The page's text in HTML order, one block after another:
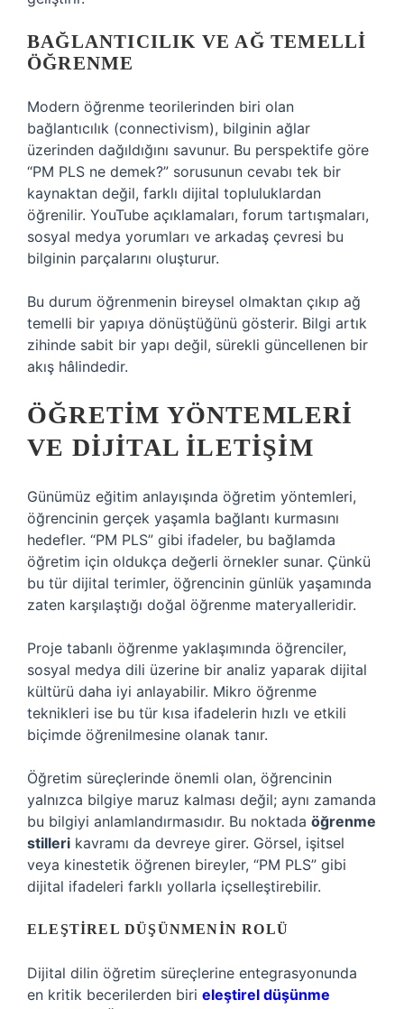
BAĞLANTICILIK VE AĞ TEMELLI
ÖĞRENME
Modern öğrenme teorilerinden biri olan
bağlantıcılık (connectivism), bilginin ağlar
üzerinden dağıldığını savunur. Bu perspektife göre
“PM PLS ne demek?” sorusunun cevabı tek bir
kaynaktan değil, farklı dijital topluluklardan
öğrenilir. YouTube açıklamaları, forum tartışmaları,
sosyal medya yorumları ve arkadaş çevresi bu
bilginin parçalarını oluşturur.
Bu durum öğrenmenin bireysel olmaktan çıkıp ağ
temelli bir yapıya dönüştüğünü gösterir. Bilgi artık
zihinde sabit bir yapı değil, sürekli güncellenen bir
akış hâlindedir.
ÖĞRETIM YÖNTEMLERI
VE DIJITAL ILETIŞIM
Günümüz eğitim anlayışında öğretim yöntemleri,
öğrencinin gerçek yaşamla bağlantı kurmasını
hedefler. “PM PLS” gibi ifadeler, bu bağlamda
öğretim için oldukça değerli örnekler sunar. Çünkü
bu tür dijital terimler, öğrencinin günlük yaşamında
zaten karşılaştığı doğal öğrenme materyalleridir.
Proje tabanlı öğrenme yaklaşımında öğrenciler,
sosyal medya dili üzerine bir analiz yaparak dijital
kültürü daha iyi anlayabilir. Mikro öğrenme
teknikleri ise bu tür kısa ifadelerin hızlı ve etkili
biçimde öğrenilmesine olanak tanır.
Öğretim süreçlerinde önemli olan, öğrencinin
yalnızca bilgiye maruz kalması değil; aynı zamanda
bu bilgiyi anlamlandırmasıdır. Bu noktada öğrenme
stilleri kavramı da devreye girer. Görsel, işitsel
veya kinestetik öğrenen bireyler, “PM PLS” gibi
dijital ifadeleri farklı yollarla içselleştirebilir.
ELEŞTIREL DÜŞÜNMENIN ROLÜ
Dijital dilin öğretim süreçlerine entegrasyonunda
en kritik becerilerden biri eleştirel düşünme